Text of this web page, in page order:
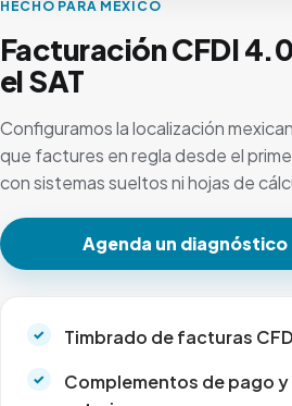
HECHO PARA MÉXICO
Facturación CFDI
el SAT
Configuramos la localización
que factures en regla desde el
con sistemas sueltos ni hojas de
Agenda un
Timbrado de facturas
Complementos de pago